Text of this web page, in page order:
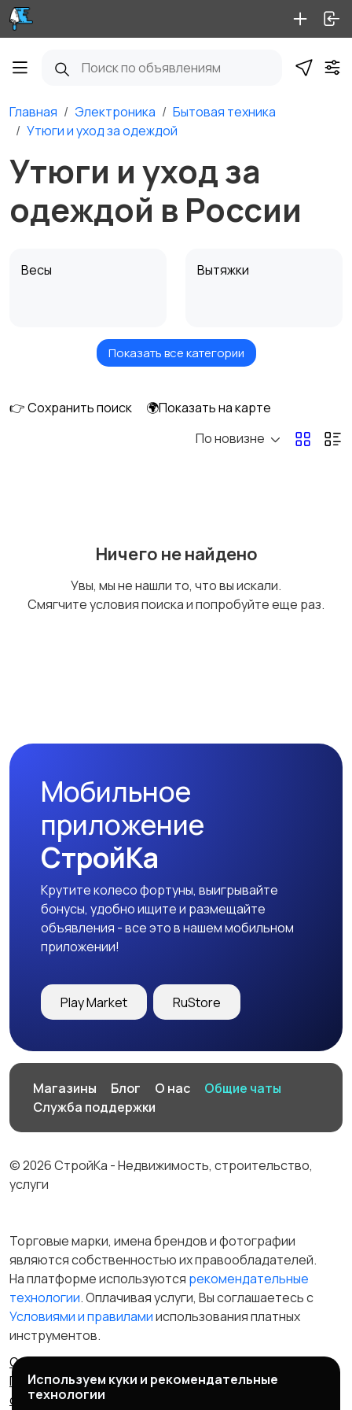
Главная Электроника
Бытовая техника
Утюги и уход за одеждой
Утюги и уход за
одеждой в России
Весы Вытяжки
Измельчение и
Климатическая
Плиты и духовые
одеждой
оборудование
Показать все категории
👉 Сохранить поиск
🌍Показать на карте
По новизне
Ничего не найдено
Увы, мы не нашли то, что вы искали.
Смягчите условия поиска и попробуйте еще раз.
Мобильное
приложение
СтройКа
Крутите колесо фортуны, выигрывайте
бонусы, удобно ищите и размещайте
объявления - все это в нашем мобильном
приложении!
Play Market RuStore
Магазины Блог О нас
Общие чаты
Служба поддержки
© 2026 СтройКа - Недвижимость, строительство,
услуги
Торговые марки, имена брендов и фотографии
являются собственностью их правообладателей.
На платформе используются рекомендательные
технологии. Оплачивая услуги, Вы соглашаетесь c
Условиями и правиламииспользования платных
инструментов.
Отказ от ответственности
Правила сервиса
Политика конфиденциальности
Пользовательское
соглашение
Запрещенные товары/услуги
Используем куки и рекомендательные
технологии